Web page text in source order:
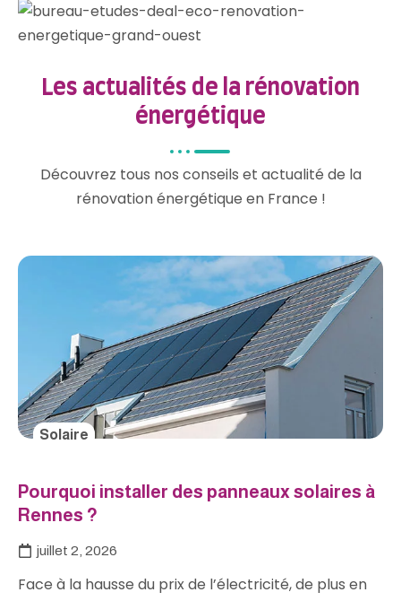
Alternative:
Les actualités de la rénovation
énergétique
Découvrez tous nos conseils et actualité de la
rénovation énergétique en France !
Solaire
Pourquoi installer des panneaux solaires à
Rennes ?
juillet 2, 2026
Face à la hausse du prix de l’électricité, de plus en